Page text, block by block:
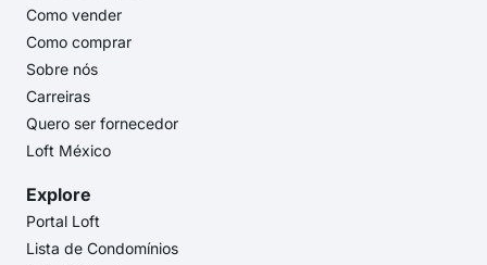
Como vender
Como comprar
Sobre nós
Carreiras
Quero ser fornecedor
Loft México
Explore
Portal Loft
Lista de Condomínios